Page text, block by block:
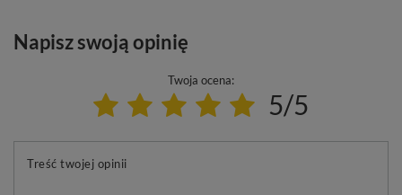
Napisz swoją opinię
Twoja ocena:
5/5
Treść twojej opinii